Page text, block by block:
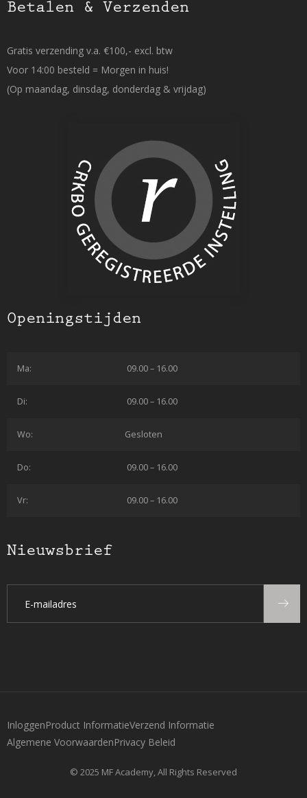
Betalen & Verzenden
Gratis verzending v.a. €100,- excl. btw
Voor 14:00 besteld = Morgen in huis!
(Op maandag, dinsdag, donderdag & vrijdag)
Openingstijden
Ma: 09.00 – 16.00
Di: 09.00 – 16.00
Wo: Gesloten
Do: 09.00 – 16.00
Vr: 09.00 – 16.00
Nieuwsbrief
InloggenProduct InformatieVerzend Informatie
Algemene VoorwaardenPrivacy Beleid
© 2025 MF Academy, All Rights Reserved